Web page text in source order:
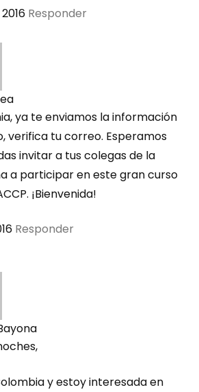
Responder
ya te enviamos la información
verifica tu correo. Esperamos
invitar a tus colegas de la
a participar en este gran curso
¡Bienvenida!
Responder
y estoy interesada en